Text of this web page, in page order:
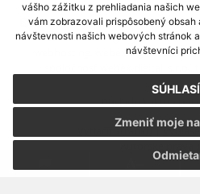
vášho zážitku z prehliadania našich
vám zobrazovali prispôsobený
návštevnosti našich webových stránok
návštevníci
Zmeniť moje
využite možnosť získavania
CMS systém (redakčný) systém
webex.digital, s.r.o.,
Posledná
Vytlačiť stránku|